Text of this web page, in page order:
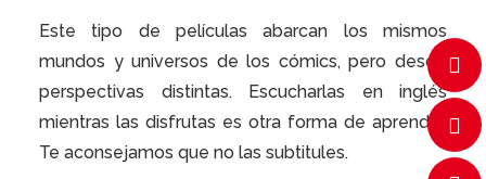
Este tipo de películas abarcan los mismos
mundos y universos de los cómics, pero desde
perspectivas distintas. Escucharlas en inglés
mientras las disfrutas es otra forma de aprender.
Te aconsejamos que no las subtitules.